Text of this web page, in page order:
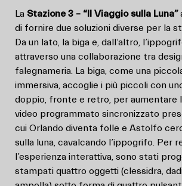
La Stazione 3 – “Il Viaggio sulla Luna”
di fornire due soluzioni diverse per la
Da un lato, la biga e, dall’altro,
attraverso una collaborazione tra
falegnameria. La biga, come una
immersiva, accoglie i più piccoli con
doppio, fronte e retro, per aumentare
video programmato sincronizzato
cui Orlando diventa folle e Astolfo
sulla luna, cavalcando l’ippogrifo. Per
l’esperienza interattiva, sono stati
stampati quattro oggetti (clessidra,